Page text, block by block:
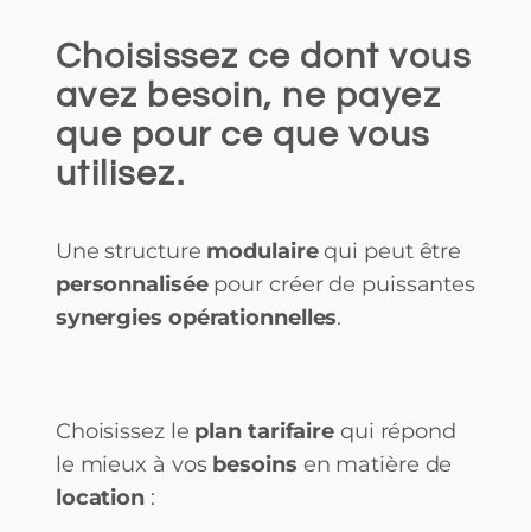
Choisissez ce dont vous
avez besoin, ne payez
que pour ce que vous
utilisez.
Une structure modulairequi peut être
personnaliséepour créer de puissantes
synergies opérationnelles.
Choisissez le plan tarifaire qui répond
le mieux à vos besoins en matière de
location :